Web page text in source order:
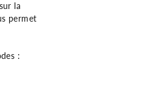
la
permet
: